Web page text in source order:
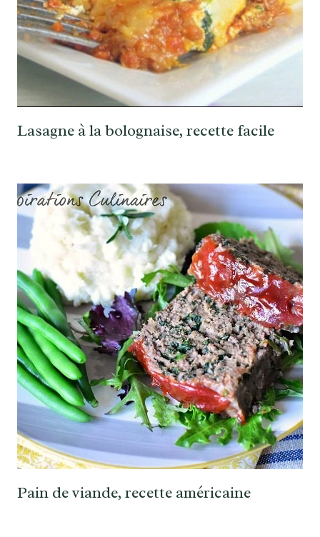
Lasagne à la bolognaise, recette facile
Pain de viande, recette américaine